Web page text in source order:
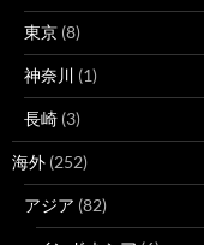
東京 (8)
神奈川 (1)
長崎 (3)
海外 (252)
アジア (82)